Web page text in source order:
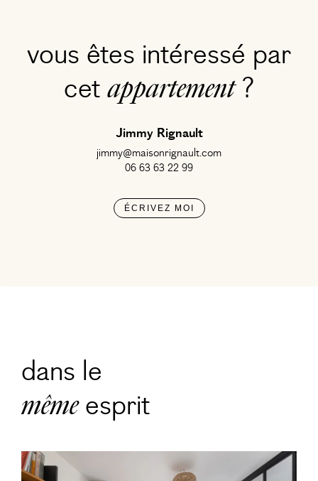
vous êtes intéressé par
cetappartement?
Jimmy Rignault
jimmy@maisonrignault.com
06 63 63 22 99
ÉCRIVEZ MOI
dans le
mêmeesprit